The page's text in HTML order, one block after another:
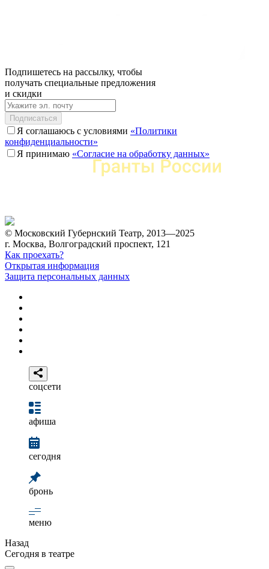
Подпишетесь на рассылку, чтобы
получать специальные предложения
и скидки
Подписаться
Я соглашаюсь с условиями «Политики
конфиденциальности»
Я принимаю «Согласие на обработку данных»
© Московский Губернский Театр, 2013—2025
г. Москва, Волгоградский проспект, 121
Как проехать?
Открытая информация
Защита персональных данных
соцсети
афиша
сегодня
бронь
меню
Назад
Сегодня в театре